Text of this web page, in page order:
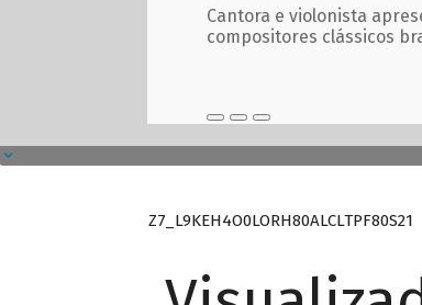
Cantora e violonista
compositores clássicos
Z7_L9KEH4O0LORH80ALCLTPF80S21